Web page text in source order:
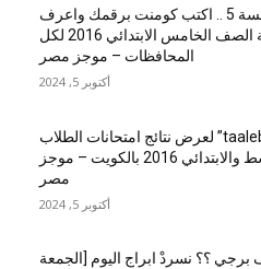
نتيجة خامسة 5 .. اكتب كومنت برقمك واعرف
نتيجة الصف الخامس الابتدائي 2016 لكل
المحافظات – موجز مصر
أكتوبر 5, 2024
موقع “taaleb” لعرض نتائج امتحانات الطلاب
المتوسط والابتدائي 2016 بالكويت – موجز
مصر
أكتوبر 5, 2024
؟؟ نسردْ ابراج اليوم [الجمعة